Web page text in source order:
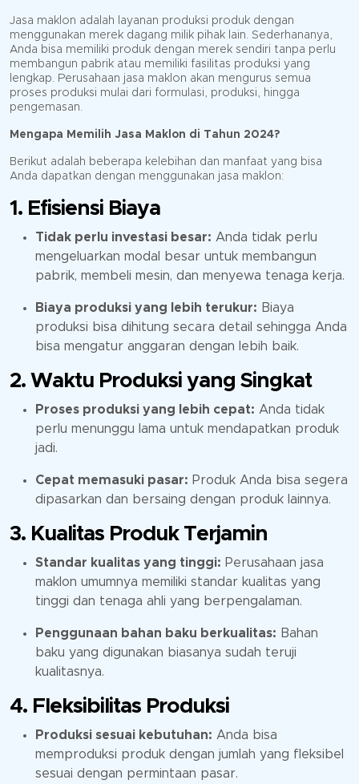
Jasa maklon adalah layanan produksi produk dengan
menggunakan merek dagang milik pihak lain. Sederhananya,
Anda bisa memiliki produk dengan merek sendiri tanpa perlu
membangun pabrik atau memiliki fasilitas produksi yang
lengkap. Perusahaan jasa maklon akan mengurus semua
proses produksi mulai dari formulasi, produksi, hingga
pengemasan.
Mengapa Memilih Jasa Maklon di Tahun 2024?
Berikut adalah beberapa kelebihan dan manfaat yang bisa
Anda dapatkan dengan menggunakan jasa maklon:
1. Efisiensi Biaya
Tidak perlu investasi besar: Anda tidak perlu
mengeluarkan modal besar untuk membangun
pabrik, membeli mesin, dan menyewa tenaga kerja.
Biaya produksi yang lebih terukur: Biaya
produksi bisa dihitung secara detail sehingga Anda
bisa mengatur anggaran dengan lebih baik.
2. Waktu Produksi yang Singkat
Proses produksi yang lebih cepat: Anda tidak
perlu menunggu lama untuk mendapatkan produk
jadi.
Cepat memasuki pasar: Produk Anda bisa segera
dipasarkan dan bersaing dengan produk lainnya.
3. Kualitas Produk Terjamin
Standar kualitas yang tinggi: Perusahaan jasa
maklon umumnya memiliki standar kualitas yang
tinggi dan tenaga ahli yang berpengalaman.
Penggunaan bahan baku berkualitas: Bahan
baku yang digunakan biasanya sudah teruji
kualitasnya.
4. Fleksibilitas Produksi
Produksi sesuai kebutuhan: Anda bisa
memproduksi produk dengan jumlah yang fleksibel
sesuai dengan permintaan pasar.